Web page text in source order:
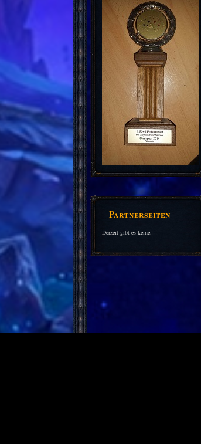
Partnerseiten
Derzeit gibt es keine.